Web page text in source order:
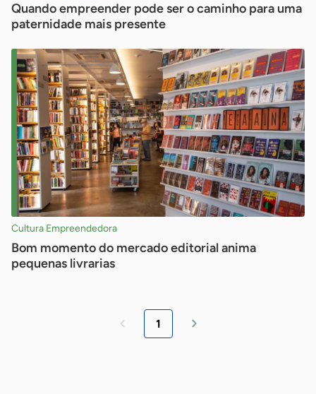
Quando empreender pode ser o caminho para uma
paternidade mais presente
Cultura Empreendedora
Bom momento do mercado editorial anima
pequenas livrarias
1